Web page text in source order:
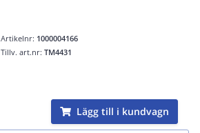
Artikelnr: 1000004166
Tillv. art.nr:TM4431
Lägg till i kundvagn